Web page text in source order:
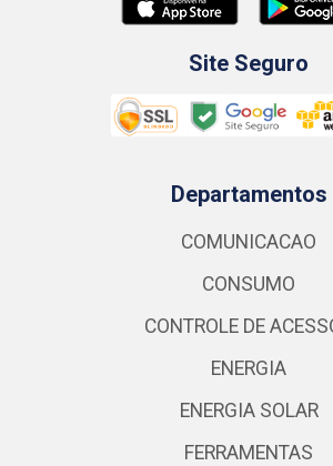
Site Seguro
Departamentos
COMUNICACAO
CONSUMO
CONTROLE DE
ENERGIA
ENERGIA SOLAR
FERRAMENTAS